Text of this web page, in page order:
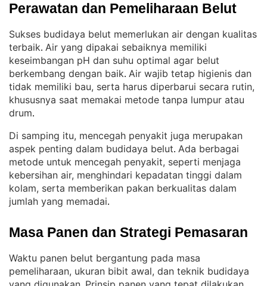
Perawatan dan Pemeliharaan Belut
Sukses budidaya belut memerlukan air dengan kualitas
terbaik. Air yang dipakai sebaiknya memiliki
keseimbangan pH dan suhu optimal agar belut
berkembang dengan baik. Air wajib tetap higienis dan
tidak memiliki bau, serta harus diperbarui secara rutin,
khususnya saat memakai metode tanpa lumpur atau
drum.
Di samping itu, mencegah penyakit juga merupakan
aspek penting dalam budidaya belut. Ada berbagai
metode untuk mencegah penyakit, seperti menjaga
kebersihan air, menghindari kepadatan tinggi dalam
kolam, serta memberikan pakan berkualitas dalam
jumlah yang memadai.
Masa Panen dan Strategi Pemasaran
Waktu panen belut bergantung pada masa
pemeliharaan, ukuran bibit awal, dan teknik budidaya